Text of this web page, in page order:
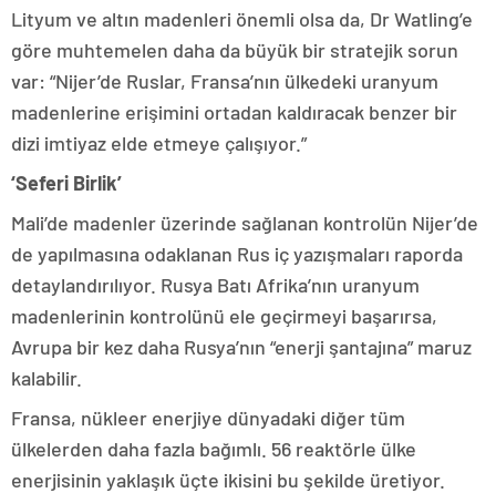
Lityum ve altın madenleri önemli olsa da, Dr Watling’e
göre muhtemelen daha da büyük bir stratejik sorun
var: “Nijer’de Ruslar, Fransa’nın ülkedeki uranyum
madenlerine erişimini ortadan kaldıracak benzer bir
dizi imtiyaz elde etmeye çalışıyor.”
‘Seferi Birlik’
Mali’de madenler üzerinde sağlanan kontrolün Nijer’de
de yapılmasına odaklanan Rus iç yazışmaları raporda
detaylandırılıyor. Rusya Batı Afrika’nın uranyum
madenlerinin kontrolünü ele geçirmeyi başarırsa,
Avrupa bir kez daha Rusya’nın “enerji şantajına” maruz
kalabilir.
Fransa, nükleer enerjiye dünyadaki diğer tüm
ülkelerden daha fazla bağımlı. 56 reaktörle ülke
enerjisinin yaklaşık üçte ikisini bu şekilde üretiyor.